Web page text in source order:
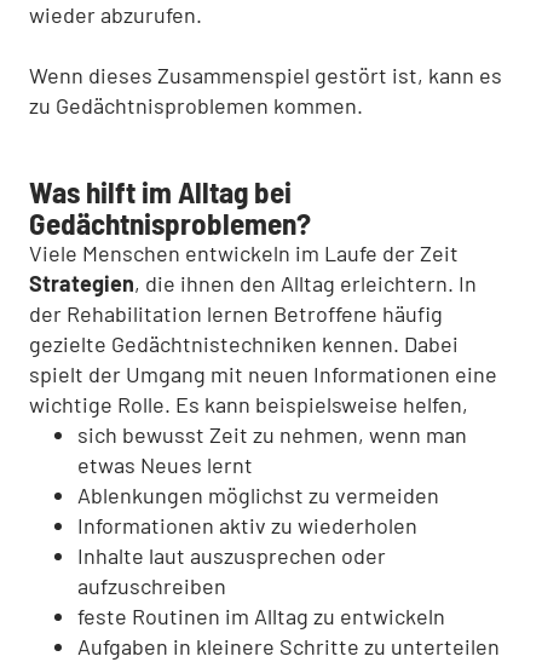
wieder abzurufen.
Wenn dieses Zusammenspiel gestört ist, kann es
zu Gedächtnisproblemen kommen.
Was hilft im Alltag bei
Gedächtnisproblemen?
Viele Menschen entwickeln im Laufe der Zeit
Strategien, die ihnen den Alltag erleichtern. In
der Rehabilitation lernen Betroffene häufig
gezielte Gedächtnistechniken kennen. Dabei
spielt der Umgang mit neuen Informationen eine
wichtige Rolle. Es kann beispielsweise helfen,
sich bewusst Zeit zu nehmen, wenn man
etwas Neues lernt
Ablenkungen möglichst zu vermeiden
Informationen aktiv zu wiederholen
Inhalte laut auszusprechen oder
aufzuschreiben
feste Routinen im Alltag zu entwickeln
Aufgaben in kleinere Schritte zu unterteilen